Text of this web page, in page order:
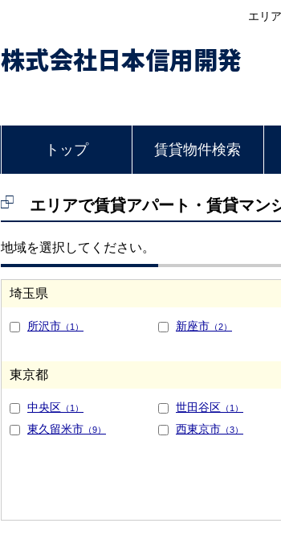
エリ
株式会社日本信用開発
トップ 賃貸物件検索
エリアで賃貸アパート・賃貸マン
地域を選択してください。
埼玉県
所沢市 （1） 新座市 （2）
東京都
中央区 （1） 世田谷区 （1）
東久留米市 （9） 西東京市 （3）